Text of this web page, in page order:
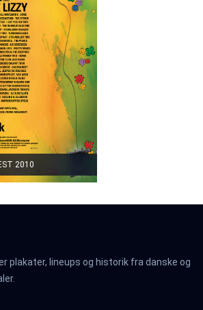
2010
plakater, lineups og historik fra danske og